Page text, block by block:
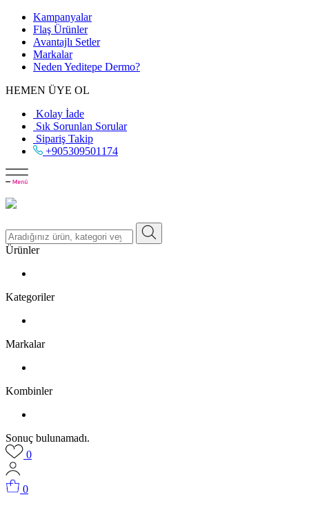
Kampanyalar
Flaş Ürünler
Avantajlı Setler
Markalar
Neden Yeditepe Dermo?
HEMEN ÜYE OL
Kolay İade
Sık Sorunlan Sorular
Sipariş Takip
+905309501174
Ürünler
Kategoriler
Markalar
Kombinler
Sonuç bulunamadı.
0
0